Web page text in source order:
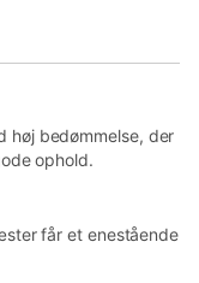
bedømmelse, der
ophold.
får et enestående